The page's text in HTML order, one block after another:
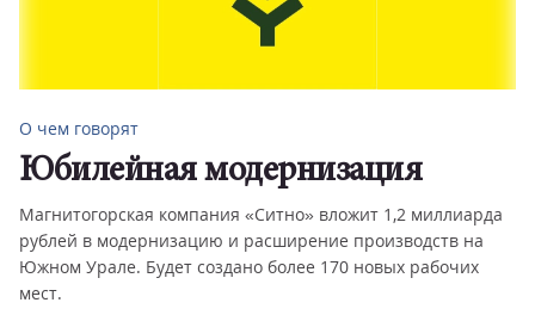
О чем говорят
Юбилейная модернизация
Магнитогорская компания «Ситно» вложит 1,2 миллиарда
рублей в модернизацию и расширение производств на
Южном Урале. Будет создано более 170 новых рабочих
мест.